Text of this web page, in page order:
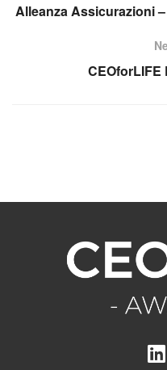
Alleanza Assicurazioni
CEOforLIFE